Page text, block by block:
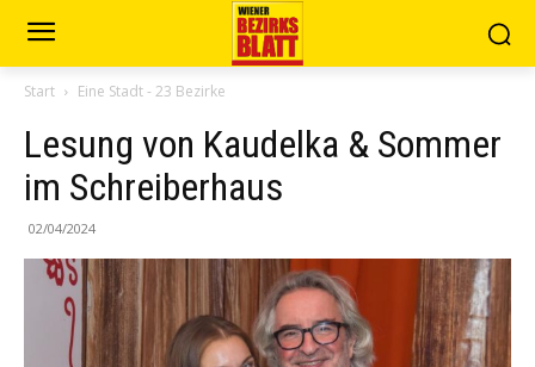
Start Eine Stadt - 23 Bezirke
Lesung von Kaudelka & Sommer
im Schreiberhaus
02/04/2024